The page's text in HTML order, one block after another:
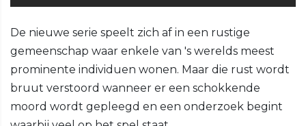
De nieuwe serie speelt zich af in een rustige
gemeenschap waar enkele van 's werelds meest
prominente individuen wonen. Maar die rust wordt
bruut verstoord wanneer er een schokkende
moord wordt gepleegd en een onderzoek begint